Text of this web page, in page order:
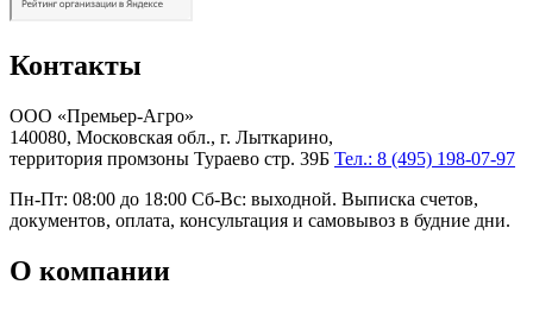
Контакты
ООО «Премьер-Агро»
140080, Московская обл., г. Лыткарино,
территория промзоны Тураево стр. 39Б Тел.: 8 (495) 198-07-97
Пн-Пт: 08:00 до 18:00 Сб-Вс: выходной. Выписка счетов,
документов, оплата, консультация и самовывоз в будние дни.
О компании